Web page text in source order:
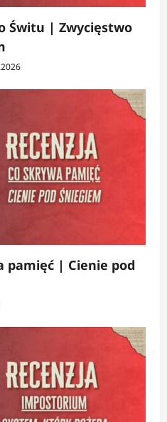
Świtu | Zwycięstwo
pamięć | Cienie pod